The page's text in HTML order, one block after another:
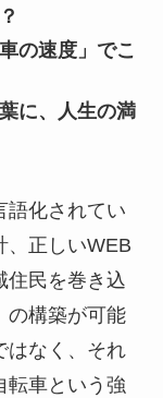
の速度」でこ
に、人生の満
語化されてい
、正しいWEB
住民を巻き込
の構築が可能
はなく、それ
転車という強